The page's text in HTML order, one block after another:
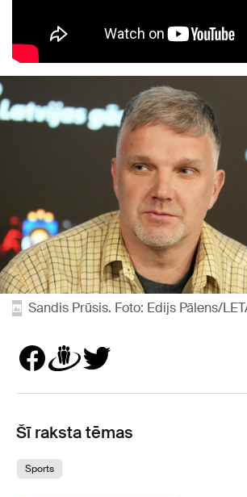
Sandis Prūsis. Foto: Edijs Pālens/
Šī raksta tēmas
Sports